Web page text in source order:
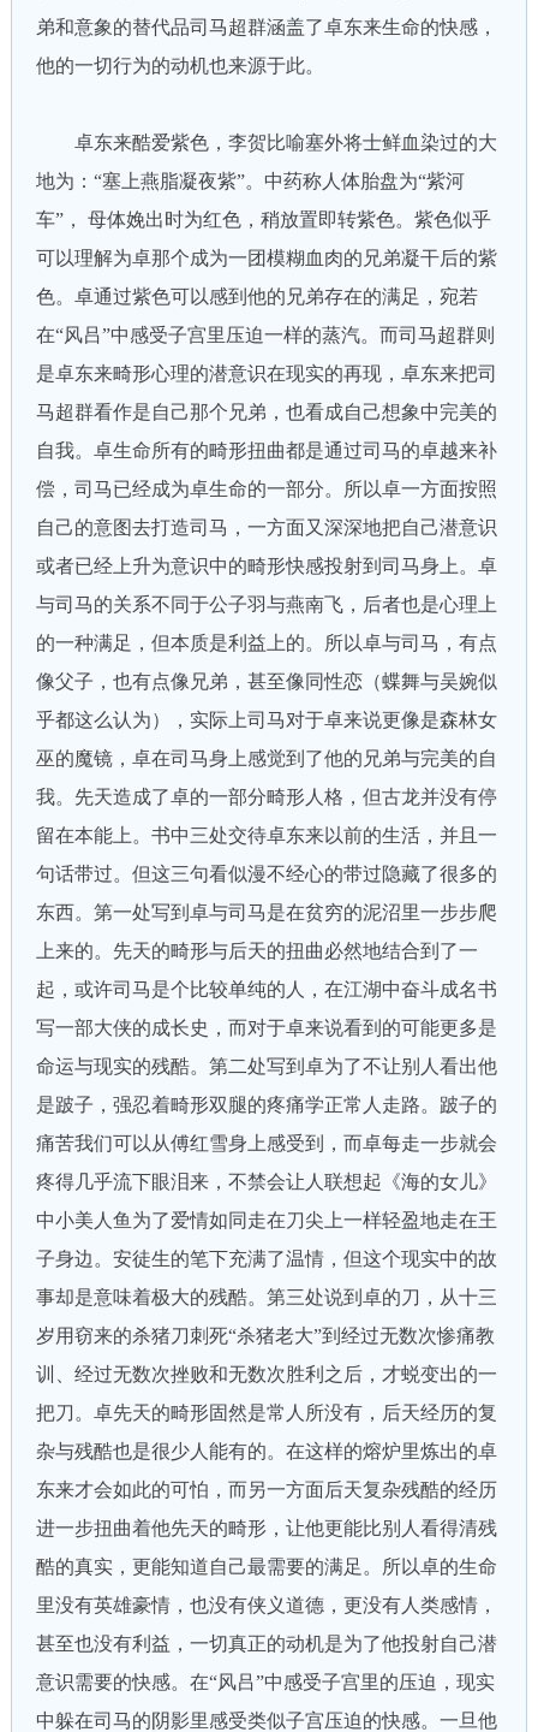
弟和意象的替代品司马超群涵盖了卓东来生命的快感，
他的一切行为的动机也来源于此。
卓东来酷爱紫色，李贺比喻塞外将士鲜血染过的大
地为：“塞上燕脂凝夜紫”。中药称人体胎盘为“紫河
车”， 母体娩出时为红色，稍放置即转紫色。紫色似乎
可以理解为卓那个成为一团模糊血肉的兄弟凝干后的紫
色。卓通过紫色可以感到他的兄弟存在的满足，宛若
在“风吕”中感受子宫里压迫一样的蒸汽。而司马超群则
是卓东来畸形心理的潜意识在现实的再现，卓东来把司
马超群看作是自己那个兄弟，也看成自己想象中完美的
自我。卓生命所有的畸形扭曲都是通过司马的卓越来补
偿，司马已经成为卓生命的一部分。所以卓一方面按照
自己的意图去打造司马，一方面又深深地把自己潜意识
或者已经上升为意识中的畸形快感投射到司马身上。卓
与司马的关系不同于公子羽与燕南飞，后者也是心理上
的一种满足，但本质是利益上的。所以卓与司马，有点
像父子，也有点像兄弟，甚至像同性恋（蝶舞与吴婉似
乎都这么认为），实际上司马对于卓来说更像是森林女
巫的魔镜，卓在司马身上感觉到了他的兄弟与完美的自
我。先天造成了卓的一部分畸形人格，但古龙并没有停
留在本能上。书中三处交待卓东来以前的生活，并且一
句话带过。但这三句看似漫不经心的带过隐藏了很多的
东西。第一处写到卓与司马是在贫穷的泥沼里一步步爬
上来的。先天的畸形与后天的扭曲必然地结合到了一
起，或许司马是个比较单纯的人，在江湖中奋斗成名书
写一部大侠的成长史，而对于卓来说看到的可能更多是
命运与现实的残酷。第二处写到卓为了不让别人看出他
是跛子，强忍着畸形双腿的疼痛学正常人走路。跛子的
痛苦我们可以从傅红雪身上感受到，而卓每走一步就会
疼得几乎流下眼泪来，不禁会让人联想起《海的女儿》
中小美人鱼为了爱情如同走在刀尖上一样轻盈地走在王
子身边。安徒生的笔下充满了温情，但这个现实中的故
事却是意味着极大的残酷。第三处说到卓的刀，从十三
岁用窃来的杀猪刀刺死“杀猪老大”到经过无数次惨痛教
训、经过无数次挫败和无数次胜利之后，才蜕变出的一
把刀。卓先天的畸形固然是常人所没有，后天经历的复
杂与残酷也是很少人能有的。在这样的熔炉里炼出的卓
东来才会如此的可怕，而另一方面后天复杂残酷的经历
进一步扭曲着他先天的畸形，让他更能比别人看得清残
酷的真实，更能知道自己最需要的满足。所以卓的生命
里没有英雄豪情，也没有侠义道德，更没有人类感情，
甚至也没有利益，一切真正的动机是为了他投射自己潜
意识需要的快感。在“风吕”中感受子宫里的压迫，现实
中躲在司马的阴影里感受类似子宫压迫的快感。一旦他